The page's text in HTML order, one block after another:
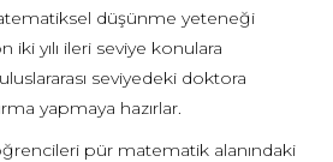
düşünme yeteneği
iki yılı ileri seviye konulara
seviyedeki doktora
yapmaya hazırlar.
pür matematik alanındaki